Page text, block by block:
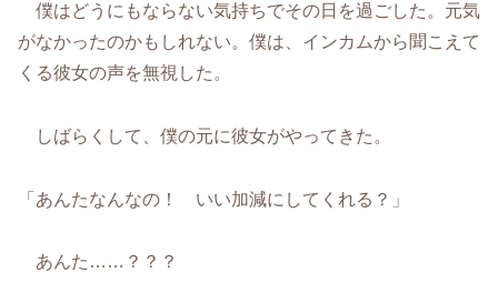
僕はどうにもならない気持ちでその日を過ごした。元気
がなかったのかもしれない。僕は、インカムから聞こえて
くる彼女の声を無視した。
しばらくして、僕の元に彼女がやってきた。
「あんたなんなの！ いい加減にしてくれる？」
あんた……？？？